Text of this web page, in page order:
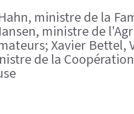
ministre de la
ministre de
Xavier Bettel,
de la